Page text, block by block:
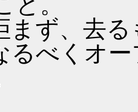
まず、去
るべくオ